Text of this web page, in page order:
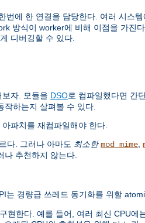
에 한 연결을 담당한다. 여러 시스
방식이 worker에 비해 이점을 가진
디버깅할 수 있다.
자. 모듈을 DSO로 컴파일했다면 간
하는지 살펴볼 수 있다.
파치를 재컴파일해야 한다.
다. 그러나 아마도 최소한 mod_mime
나 추천하지 않는다.
는 경량급 쓰레드 동기화를 위할
현한다. 예를 들어, 여러 최신 CPU